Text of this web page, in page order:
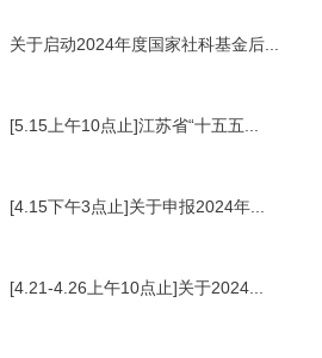
关于启动2024年度国家社科基金后...
[5.15上午10点止]江苏省“十五五...
[4.15下午3点止]关于申报2024年...
[4.21-4.26上午10点止]关于2024...